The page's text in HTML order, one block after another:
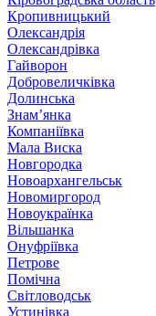
Кропивницький
Олександрія
Олександрівка
Гайворон
Добровеличківка
Долинська
Знам’янка
Компаніївка
Мала Виска
Новгородка
Новоархангельськ
Новомиргород
Новоукраїнка
Вільшанка
Онуфріївка
Петрове
Помічна
Світловодськ
Устинівка